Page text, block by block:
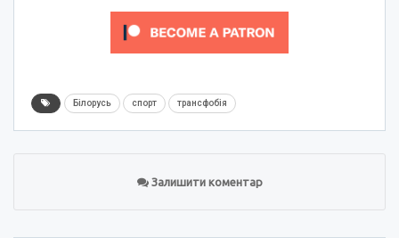
Білорусь спорт трансфобія
Залишити коментар